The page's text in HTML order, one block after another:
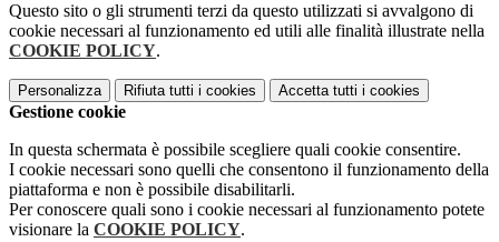
Questo sito o gli strumenti terzi da questo utilizzati si avvalgono di
cookie necessari al funzionamento ed utili alle finalità illustrate nella
COOKIE POLICY.
Personalizza Rifiuta tutti i cookies Accetta tutti i cookies
Gestione cookie
In questa schermata è possibile scegliere quali cookie consentire.
I cookie necessari sono quelli che consentono il funzionamento della
piattaforma e non è possibile disabilitarli.
Per conoscere quali sono i cookie necessari al funzionamento potete
visionare la COOKIE POLICY.